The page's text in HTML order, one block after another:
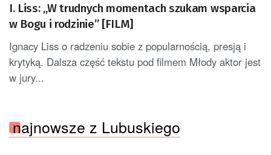
I. Liss: „W trudnych momentach szukam wsparcia
w Bogu i rodzinie” [FILM]
Ignacy Liss o radzeniu sobie z popularnością, presją i
krytyką. Dalsza część tekstu pod filmem Młody aktor jest
w jury...
najnowsze z Lubuskiego